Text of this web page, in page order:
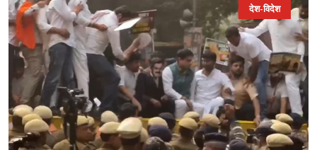
देश-विदेश